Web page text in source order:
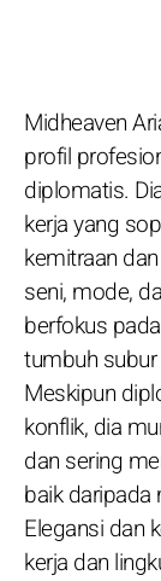
Midheaven
profil
diplomatis.
kerja yang
kemitraan
seni, mode,
berfokus
tumbuh
Meskipun
konflik, dia
dan sering
baik
Elegansi dan
kerja dan